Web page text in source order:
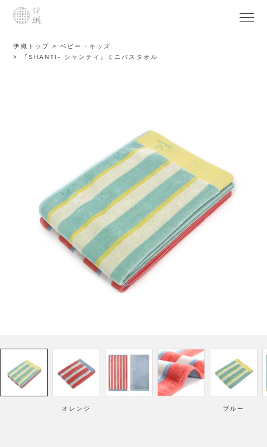
伊織トップ
ベビー・キッズ
『SHANTI- シャンティ』ミニバスタオル
オレンジ ブルー